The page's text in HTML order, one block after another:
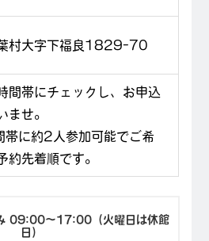
村大字下福良1829-70
間帯にチェックし、お申込
ませ。
帯に約2人参加可能でご希
約先着順です。
09:00〜17:00（火曜日は休館
日）